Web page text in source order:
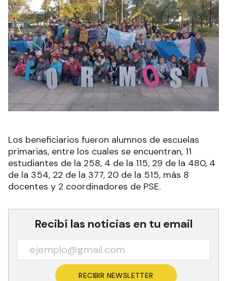
Los beneficiarios fueron alumnos de escuelas
primarias, entre los cuales se encuentran, 11
estudiantes de la 258, 4 de la 115, 29 de la 480, 4
de la 354, 22 de la 377, 20 de la 515, más 8
docentes y 2 coordinadores de PSE.
Recibí las noticias en tu email
RECIBIR NEWSLETTER